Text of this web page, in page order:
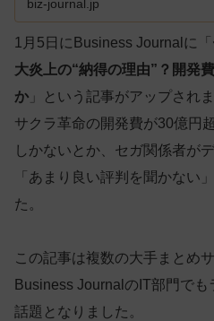
biz-journal.jp
1月5日にBusiness Journalに「
大炎上の“納得の理由”？開発
か 」という記事がアップされま
サクラ革命の開発費が30億円
しかないとか、セガ関係者が
「あまり良い評判を聞かない
た。
この記事は複数の大手まとめ
Business JournalのIT部門で
話題となりました。